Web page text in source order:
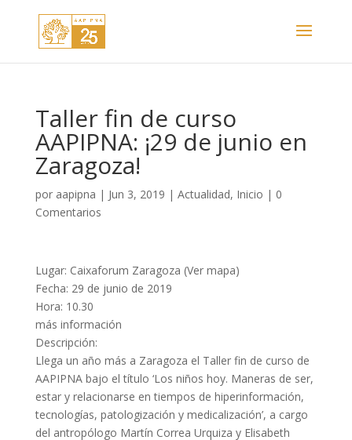
Taller fin de curso
AAPIPNA: ¡29 de junio en
Zaragoza!
por aapipna | Jun 3, 2019 | Actualidad, Inicio | 0
Comentarios
Lugar: Caixaforum Zaragoza (Ver mapa)
Fecha: 29 de junio de 2019
Hora: 10.30
más información
Descripción:
Llega un año más a Zaragoza el Taller fin de curso de
AAPIPNA bajo el título ‘Los niños hoy. Maneras de ser,
estar y relacionarse en tiempos de hiperinformación,
tecnologías, patologización y medicalización’, a cargo
del antropólogo Martín Correa Urquiza y Elisabeth